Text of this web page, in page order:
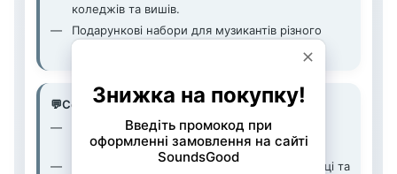
коледжів та вишів.
Подарункові набори для музикантів різного
рівня.
💬Сервіс та підтримка
Перевіряємо інструменти та техніку перед
відправкою.
Надійно пакуємо, щоб все приїхало в безпеці та